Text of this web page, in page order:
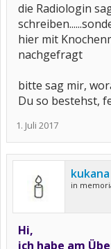
die Radiologin
hier mit
nachgefragt
bitte sag mir,
Du so bestehst,
1. Juli 2017
kukana
in
Hi,
ich habe am